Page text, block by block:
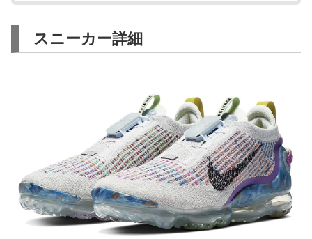
スニーカー詳細